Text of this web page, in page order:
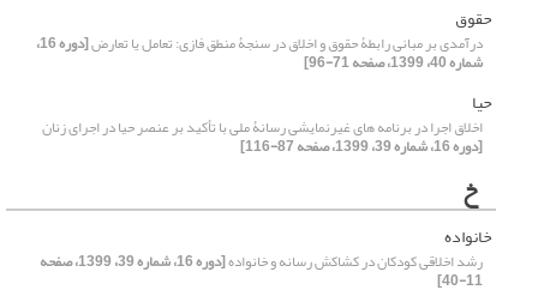
حقوق
درآمدی بر مبانی رابطۀ حقوق و اخلاق در سنجۀ منطق ‌فازی: تعامل یا تعارض [دوره 16،
شماره 40، 1399، صفحه 71-96]
حیا
اخلاق اجرا در برنامه‏ های غیرنمایشی رسانۀ ملی با تأکید بر عنصر حیا در اجرای زنان
[دوره 16، شماره 39، 1399، صفحه 87-116]
خ
خانواده
رشد اخلاقی کودکان در کشاکش رسانه و خانواده [دوره 16، شماره 39، 1399، صفحه
11-40]